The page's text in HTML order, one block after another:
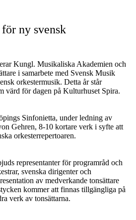
ny svensk
Kungl. Musikaliska Akademien och
i samarbete med Svensk Musik
orkestermusik. Detta år står
värd för dagen på Kulturhuset Spira.
Sinfonietta, under ledning av
Gehren, 8-10 kortare verk i syfte att
orkesterrepertoaren.
representanter för programråd och
svenska dirigenter och
av medverkande tonsättare
kommer att finnas tillgängliga på
verk av tonsättarna.